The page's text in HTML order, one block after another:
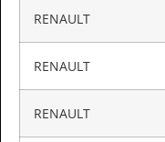
RENAULT
RENAULT
RENAULT